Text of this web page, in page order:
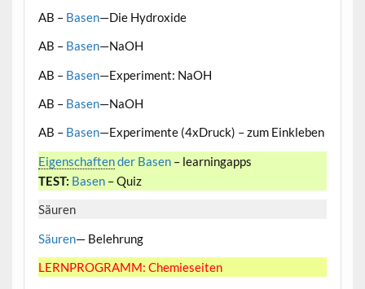
AB – Basen—Die Hydroxide
AB – Basen—NaOH
AB – Basen—Experiment: NaOH
AB – Basen—NaOH
AB – Basen—Experimente (4xDruck) – zum Einkleben
Eigenschaftender Basen– learningapps
TEST: Basen– Quiz
Säuren
Säuren— Belehrung
LERNPROGRAMM: Chemieseiten